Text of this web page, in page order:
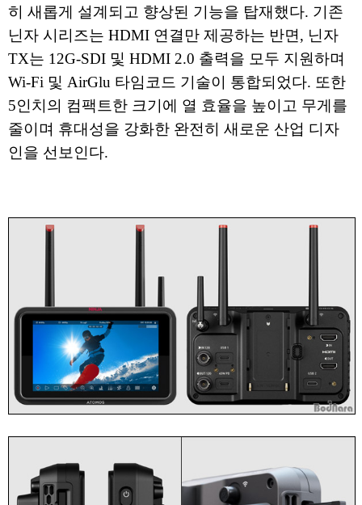
히 새롭게 설계되고 향상된 기능을 탑재했다. 기존
닌자 시리즈는 HDMI 연결만 제공하는 반면, 닌자
TX는 12G-SDI 및 HDMI 2.0 출력을 모두 지원하며
Wi-Fi 및 AirGlu 타임코드 기술이 통합되었다. 또한
5인치의 컴팩트한 크기에 열 효율을 높이고 무게를
줄이며 휴대성을 강화한 완전히 새로운 산업 디자
인을 선보인다.